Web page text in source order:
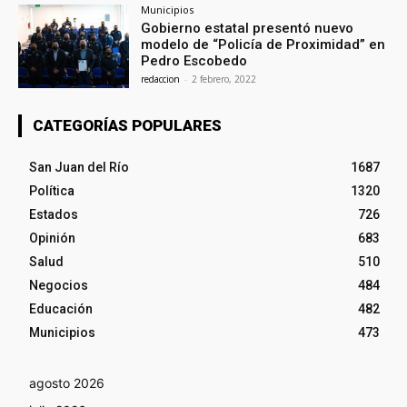
Municipios
Gobierno estatal presentó nuevo
modelo de “Policía de Proximidad” en
Pedro Escobedo
redaccion - 2 febrero, 2022
CATEGORÍAS POPULARES
San Juan del Río
1687
Política
1320
Estados
726
Opinión
683
Salud
510
Negocios
484
Educación
482
Municipios
473
agosto 2026